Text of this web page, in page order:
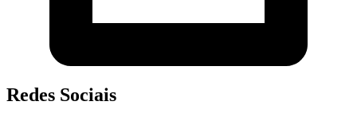
Redes Sociais